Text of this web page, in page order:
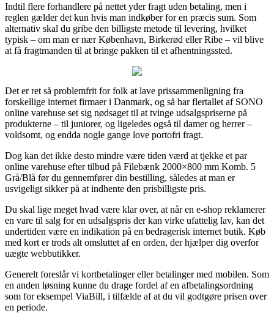
Indtil flere forhandlere på nettet yder fragt uden betaling, men i
reglen gælder det kun hvis man indkøber for en præcis sum. Som
alternativ skal du gribe den billigste metode til levering, hvilket
typisk – om man er nær København, Birkerød eller Ribe – vil blive
at få fragtmanden til at bringe pakken til et afhentningssted.
Det er ret så problemfrit for folk at lave prissammenligning fra
forskellige internet firmaer i Danmark, og så har flertallet af SONO
online varehuse set sig nødsaget til at tvinge udsalgspriserne på
produkterne – til juniorer, og ligeledes også til damer og herrer –
voldsomt, og endda nogle gange love portofri fragt.
Dog kan det ikke desto mindre være tiden værd at tjekke et par
online varehuse efter tilbud på Filebænk 2000×800 mm Komb. 5
Grå/Blå før du gennemfører din bestilling, således at man er
usvigeligt sikker på at indhente den prisbilligste pris.
Du skal lige meget hvad være klar over, at når en e-shop reklamerer
en vare til salg for en udsalgspris der kan virke ufattelig lav, kan det
undertiden være en indikation på en bedragerisk internet butik. Køb
med kort er trods alt omsluttet af en orden, der hjælper dig overfor
uægte webbutikker.
Generelt foreslår vi kortbetalinger eller betalinger med mobilen. Som
en anden løsning kunne du drage fordel af en afbetalingsordning
som for eksempel ViaBill, i tilfælde af at du vil godtgøre prisen over
en periode.